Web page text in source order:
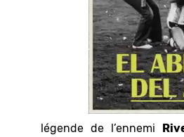
légende de l’ennemi